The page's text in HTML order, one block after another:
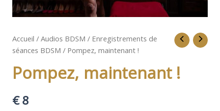
Accueil / Audios BDSM / Enregistrements de
séances BDSM / Pompez, maintenant !
Pompez, maintenant !
€8